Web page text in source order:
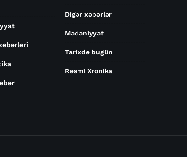
Digər xəbərlər
Mədəniyyət
Tarixdə bugün
Rəsmi Xronika